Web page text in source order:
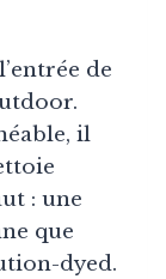
de
il
: une
que
dyed.